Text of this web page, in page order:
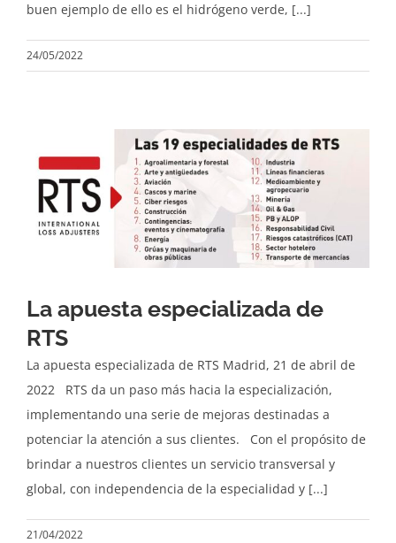
buen ejemplo de ello es el hidrógeno verde, [...]
24/05/2022
La apuesta especializada de
RTS
La apuesta especializada de RTS Madrid, 21 de abril de
2022 RTS da un paso más hacia la especialización,
implementando una serie de mejoras destinadas a
potenciar la atención a sus clientes. Con el propósito de
brindar a nuestros clientes un servicio transversal y
global, con independencia de la especialidad y [...]
21/04/2022